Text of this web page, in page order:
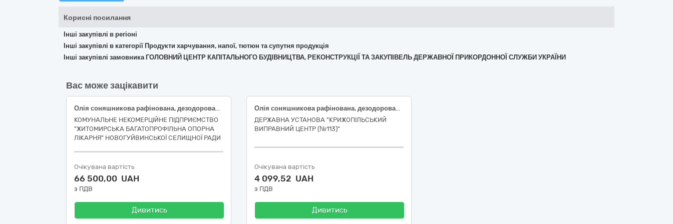
Корисні посилання
Інші закупівлі в регіоні
Інші закупівлі в категорії Продукти харчування, напої, тютюн та супутня продукція
Інші закупівлі замовника ГОЛОВНИЙ ЦЕНТР КАПІТАЛЬНОГО БУДІВНИЦТВА, РЕКОНСТРУКЦІЇ ТА ЗАКУПІВЕЛЬ ДЕРЖАВНОЇ ПРИКОРДОННОЇ СЛУЖБИ УКРАЇНИ
Вас може зацікавити
Олія соняшникова рафінована, дезодорована, виморожена, марки П, 782-920г
КОМУНАЛЬНЕ НЕКОМЕРЦІЙНЕ ПІДПРИЄМСТВО
"ЖИТОМИРСЬКА БАГАТОПРОФІЛЬНА ОПОРНА
ЛІКАРНЯ" НОВОГУЙВИНСЬКОЇ СЕЛИЩНОЇ РАДИ
Очікувана вартість
66 500,00 UAH
з ПДВ
Дивитись
Олія соняшникова рафінована, дезодорована, виморожена, марки П, 4500-4600г
ДЕРЖАВНА УСТАНОВА "КРИЖОПІЛЬСЬКИЙ
ВИПРАВНИЙ ЦЕНТР (№113)"
Очікувана вартість
4 099,52 UAH
з ПДВ
Дивитись